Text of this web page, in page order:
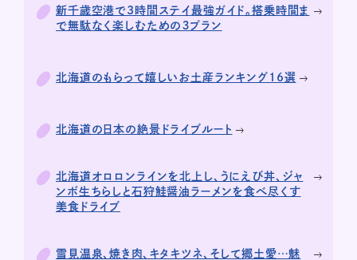
新千歳空港で3時間ステイ最強ガイド。搭乗時間ま
で無駄なく楽しむための３プラン
北海道のもらって嬉しいお土産ランキング16選
北海道の日本の絶景ドライブルート
北海道オロロンラインを北上し、うにえび丼、ジャ
ンボ生ちらしと石狩鮭醤油ラーメンを食べ尽くす
美食ドライブ
雪見温泉、焼き肉、キタキツネ、そして郷土愛…魅